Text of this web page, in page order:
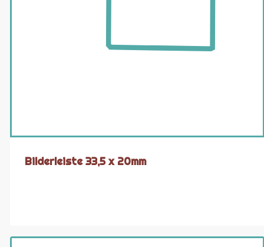
Bilderleiste 33,5 x 20mm